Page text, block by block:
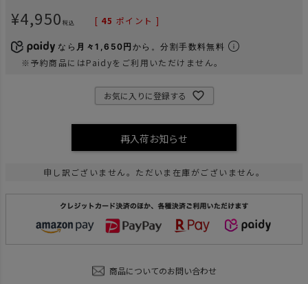
¥4,950 税込 [ 45 ポイント ]
なら 月々1,650円 から。分割手数料無料
※予約商品にはPaidyをご利用いただけません。
お気に入りに登録する
再入荷お知らせ
申し訳ございません。ただいま在庫がございません。
商品についてのお問い合わせ